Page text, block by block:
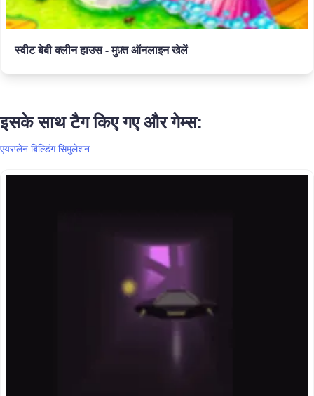
स्वीट बेबी क्लीन हाउस - मुफ़्त ऑनलाइन खेलें
इसके साथ टैग किए गए और गेम्स:
एयरप्लेन बिल्डिंग सिमुलेशन